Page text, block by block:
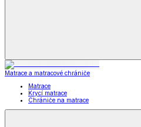
Matrace a matracové chrániče
Matrace
Krycí matrace
Chrániče na matrace